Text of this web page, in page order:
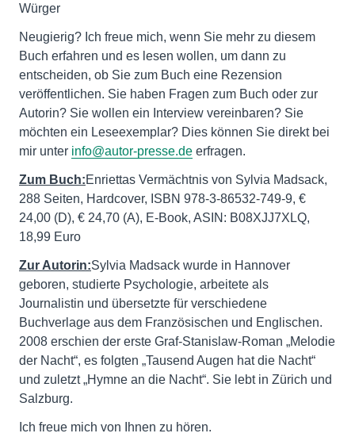
Würger
Neugierig? Ich freue mich, wenn Sie mehr zu diesem
Buch erfahren und es lesen wollen, um dann zu
entscheiden, ob Sie zum Buch eine Rezension
veröffentlichen. Sie haben Fragen zum Buch oder zur
Autorin? Sie wollen ein Interview vereinbaren? Sie
möchten ein Leseexemplar? Dies können Sie direkt bei
mir unter info@autor-presse.de erfragen.
Zum Buch:Enriettas Vermächtnis von Sylvia Madsack,
288 Seiten, Hardcover, ISBN 978-3-86532-749-9, €
24,00 (D), € 24,70 (A), E-Book, ASIN: B08XJJ7XLQ,
18,99 Euro
Zur Autorin:Sylvia Madsack wurde in ­Hannover
geboren, studierte Psychologie, arbeitete als
Journalistin und übersetzte für verschiedene
Buchverlage aus dem Französischen und Englischen.
2008 erschien der ­erste Graf-Stanislaw-Roman „Melodie
der Nacht“, es folgten „Tausend Augen hat die Nacht“
und zuletzt „Hymne an die Nacht“. Sie lebt in Zürich und
Salzburg.
Ich freue mich von Ihnen zu hören.